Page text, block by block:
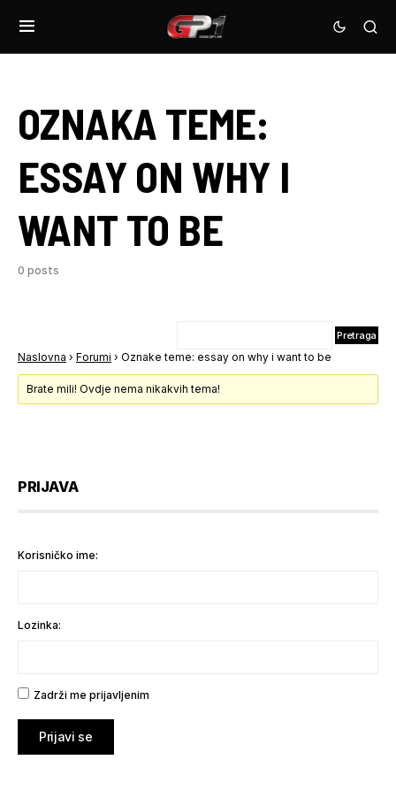
OZNAKA TEME:
ESSAY ON WHY I
WANT TO BE
0 posts
Naslovna › Forumi › Oznake teme: essay on why i want to be
Brate mili! Ovdje nema nikakvih tema!
PRIJAVA
Korisničko ime:
Lozinka:
Zadrži me prijavljenim
Prijavi se